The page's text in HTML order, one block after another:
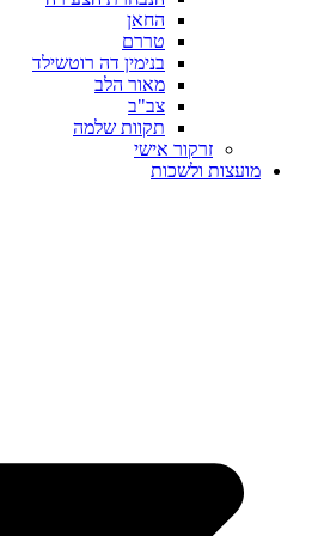
החאן
טררם
בנימין דה רוטשילד
מאור הלב
צב"ב
תקוות שלמה
זרקור אישי
מועצות ולשכות